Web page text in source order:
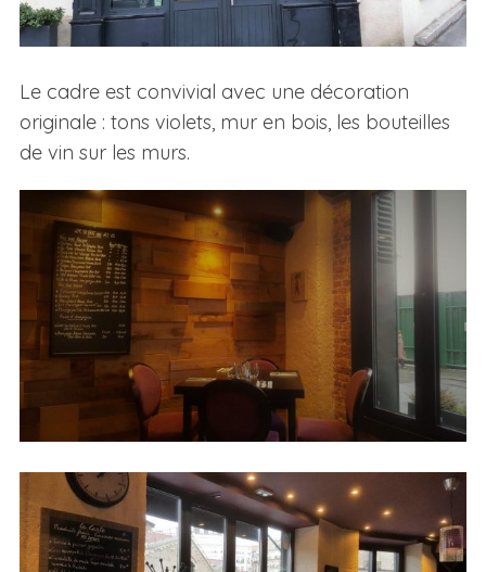
Le cadre est convivial avec une décoration
originale : tons violets, mur en bois, les bouteilles
de vin sur les murs.